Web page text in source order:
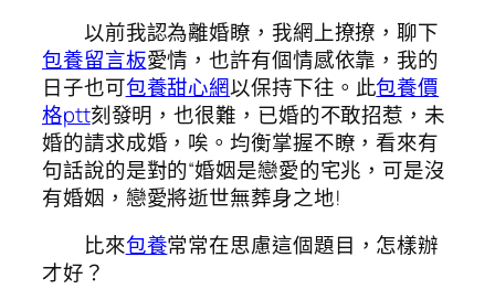
以前我認為離婚瞭，我網上撩撩，聊下
包養留言板愛情，也許有個情感依靠，我的
日子也可包養甜心網以保持下往。此包養價
格ptt刻發明，也很難，已婚的不敢招惹，未
婚的請求成婚，唉。均衡掌握不瞭，看來有
句話說的是對的“婚姻是戀愛的宅兆，可是沒
有婚姻，戀愛將逝世無葬身之地!
比來包養常常在思慮這個題目，怎樣辦
才好？